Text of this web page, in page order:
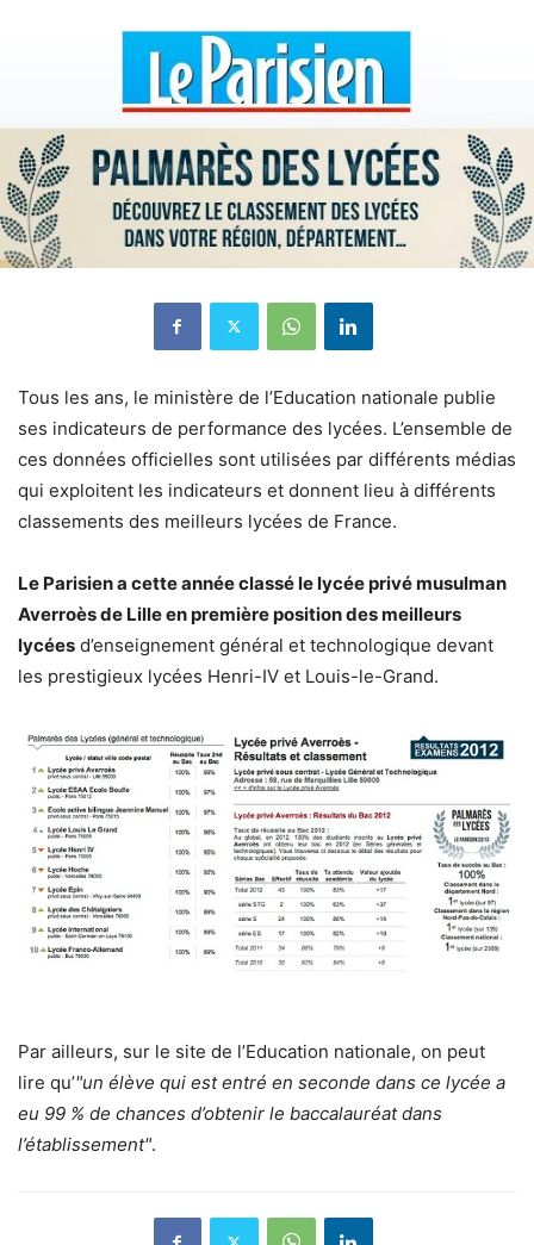
Tous les ans, le ministère de l’Education nationale publie
ses indicateurs de performance des lycées. L’ensemble de
ces données officielles sont utilisées par différents médias
qui exploitent les indicateurs et donnent lieu à différents
classements des meilleurs lycées de France.
Le Parisien a cette année classé le lycée privé musulman
Averroès de Lille en première position des meilleurs
lycées d’enseignement général et technologique devant
les prestigieux lycées Henri-IV et Louis-le-Grand.
Par ailleurs, sur le site de l’Education nationale, on peut
lire qu’"un élève qui est entré en seconde dans ce lycée a
eu 99 % de chances d’obtenir le baccalauréat dans
l’établissement".